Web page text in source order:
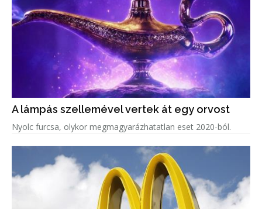
A lámpás szellemével vertek át egy orvost
Nyolc furcsa, olykor megmagyarázhatatlan eset 2020-ból.